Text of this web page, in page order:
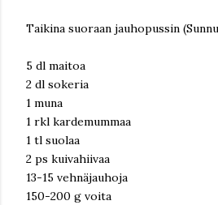
Taikina suoraan jauhopussin
5 dl maitoa
2 dl sokeria
1 muna
1 rkl kardemummaa
1 tl suolaa
2 ps kuivahiivaa
13-15 vehnäjauhoja
150-200 g voita